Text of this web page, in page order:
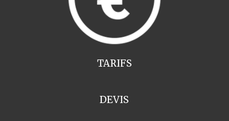
TARIFS
DEVIS